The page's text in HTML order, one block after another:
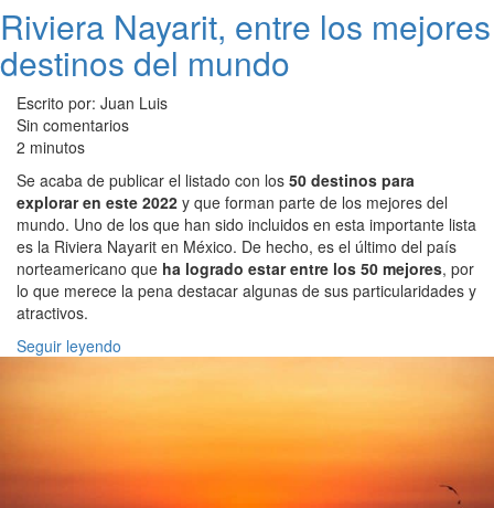
Riviera Nayarit, entre los mejores
destinos del mundo
Escrito por: Juan Luis
Sin comentarios
2 minutos
Se acaba de publicar el listado con los 50 destinos para
explorar en este 2022 y que forman parte de los mejores del
mundo. Uno de los que han sido incluidos en esta importante lista
es la Riviera Nayarit en México. De hecho, es el último del país
norteamericano que ha logrado estar entre los 50 mejores, por
lo que merece la pena destacar algunas de sus particularidades y
atractivos.
Seguir leyendo